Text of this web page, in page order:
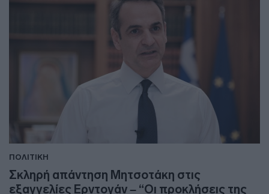
ΠΟΛΙΤΙΚΗ
Σκληρή απάντηση Μητσοτάκη στις
εξαγγελίες Ερντογάν – “Οι προκλήσεις της